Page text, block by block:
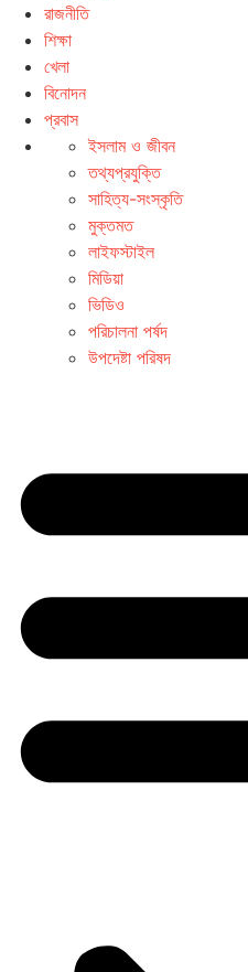
রাজনীতি
শিক্ষা
খেলা
বিনোদন
প্রবাস
ইসলাম ও জীবন
তথ্যপ্রযুক্তি
সাহিত্য-সংস্কৃতি
মুক্তমত
লাইফস্টাইল
মিডিয়া
ভিডিও
পরিচালনা পর্ষদ
উপদেষ্টা পরিষদ